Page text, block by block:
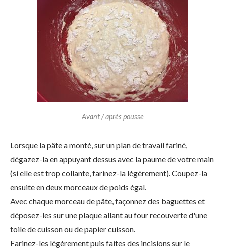
Avant / après pousse
Lorsque la pâte a monté, sur un plan de travail fariné,
dégazez-la en appuyant dessus avec la paume de votre main
(si elle est trop collante, farinez-la légèrement). Coupez-la
ensuite en deux morceaux de poids égal.
Avec chaque morceau de pâte, façonnez des baguettes et
déposez-les sur une plaque allant au four recouverte d'une
toile de cuisson ou de papier cuisson.
Farinez-les légèrement puis faites des incisions sur le